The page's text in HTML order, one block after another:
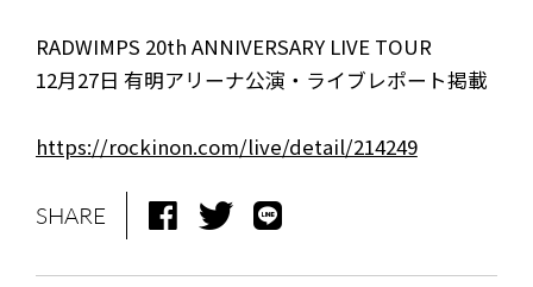
RADWIMPS 20th ANNIVERSARY LIVE TOUR
12月27日 有明アリーナ公演・ライブレポート掲載
https://rockinon.com/live/detail/214249
SHARE